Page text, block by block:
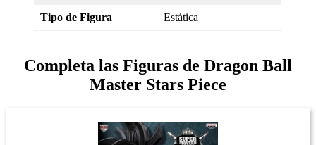
Tipo de Figura Estática
Completa las Figuras de Dragon Ball
Master Stars Piece